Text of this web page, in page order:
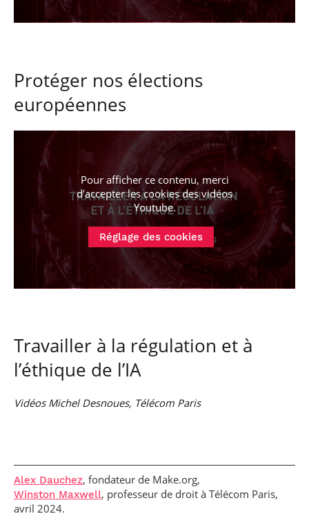
Protéger nos élections
européennes
Pour afficher ce contenu, merci
d’accepter les cookiesdes vidéos
Youtube.
Réglage des cookies
Travailler à la régulation et à
l’éthique de l’IA
Vidéos Michel Desnoues, Télécom Paris
Alex Dauchez, fondateur de Make.org,
Winston Maxwell, professeur de droit à Télécom Paris,
avril 2024.